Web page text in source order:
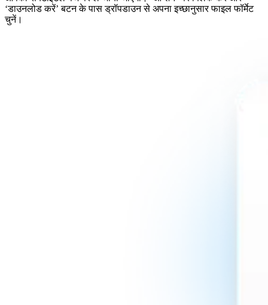
‘डाउनलोड करें’ बटन के पास ड्रॉपडाउन से अपना इच्छानुसार फाइल फॉर्मेट
चुनें।